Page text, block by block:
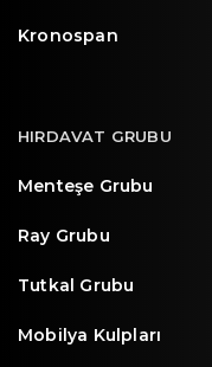
Kronospan
HIRDAVAT GRUBU
Menteşe Grubu
Ray Grubu
Tutkal Grubu
Mobilya Kulpları